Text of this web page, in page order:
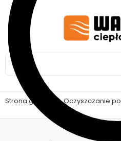
Strona główna > Oczyszczanie